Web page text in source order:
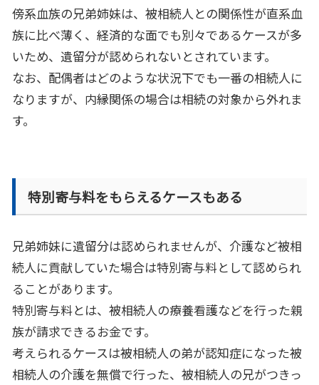
傍系血族の兄弟姉妹は、被相続人との関係性が直系血
族に比べ薄く、経済的な面でも別々であるケースが多
いため、遺留分が認められないとされています。
なお、配偶者はどのような状況下でも一番の相続人に
なりますが、内縁関係の場合は相続の対象から外れま
す。
特別寄与料をもらえるケースもある
兄弟姉妹に遺留分は認められませんが、介護など被相
続人に貢献していた場合は特別寄与料として認められ
ることがあります。
特別寄与料とは、被相続人の療養看護などを行った親
族が請求できるお金です。
考えられるケースは被相続人の弟が認知症になった被
相続人の介護を無償で行った、被相続人の兄がつきっ